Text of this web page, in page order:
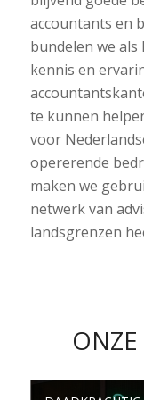
accountants en
bundelen we als
kennis en
te kunnen
voor
opererende
maken we
netwerk van
landsgrenzen